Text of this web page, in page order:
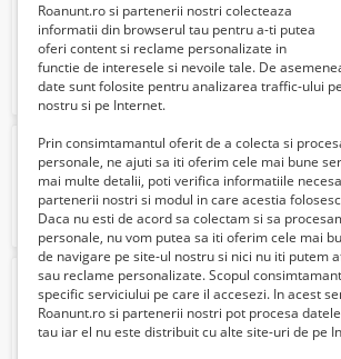
Parc Bazilescu-
2150 Euro €
Inchiriere imobil birouri -
5 Euro €
66000 Euro €
Roanunt.ro si partenerii nostri colecteaza
informatii din browserul tau pentru a-ti putea
oferi content si reclame personalizate in
functie de interesele si nevoile tale. De
date sunt folosite pentru analizarea traffic-ului
nostru si pe Internet.
Prin consimtamantul oferit de a colecta si
personale, ne ajuti sa iti oferim cele mai bune
mai multe detalii, poti verifica informatiile
partenerii nostri si modul in care acestia
Daca nu esti de acord sa colectam si sa
personale, nu vom putea sa iti oferim cele mai
de navigare pe site-ul nostru si nici nu iti putem
sau reclame personalizate. Scopul
specific serviciului pe care il accesezi. In acest
Roanunt.ro si partenerii nostri pot procesa
tau iar el nu este distribuit cu alte site-uri de pe